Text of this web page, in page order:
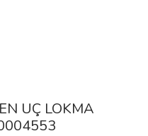
UÇ LOKMA